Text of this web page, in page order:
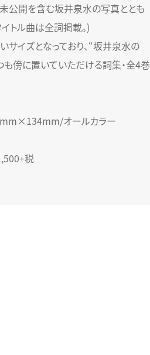
公開を含む坂井泉水の写真ととも
トル曲は全詞掲載。)
サイズとなっており、“坂井泉水の
傍に置いていただける詞集・全4巻
オールカラー
税